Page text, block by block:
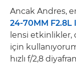
Ancak Andres,
24-70MM F2.8L
lensi etkinlikler,
için
hızlı f/2,8